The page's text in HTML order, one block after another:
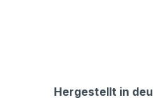
Hergestellt in